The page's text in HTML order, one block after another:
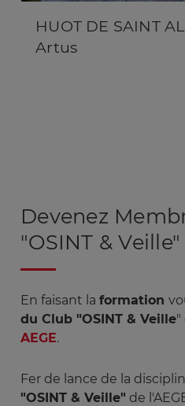
HUOT DE SAINT
Artus
Devenez
"OSINT &
En faisant la formation
du Club "OSINT & Veille"
AEGE.
Fer de lance de la
"OSINT & Veille" de